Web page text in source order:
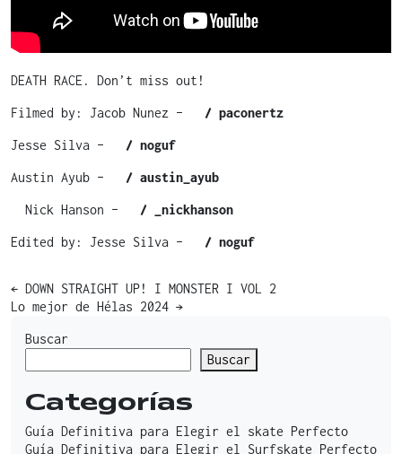
DEATH RACE. Don’t miss out!
Filmed by: Jacob Nunez – / paconertz
Jesse Silva – / noguf
Austin Ayub – / austin_ayub
Nick Hanson – / _nickhanson
Edited by: Jesse Silva – / noguf
Post
navigation
← DOWN STRAIGHT UP! I MONSTER I VOL 2
Lo mejor de Hélas 2024 →
Buscar
Buscar
Categorías
Guía Definitiva para Elegir el skate Perfecto
Guía Definitiva para Elegir el Surfskate Perfecto